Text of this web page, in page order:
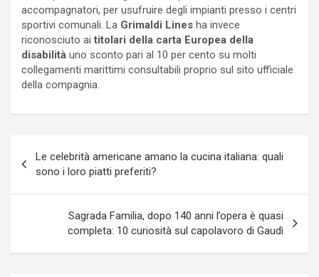
accompagnatori, per usufruire degli impianti presso i centri
sportivi comunali. La Grimaldi Lines ha invece
riconosciuto aititolari della carta Europea della
disabilità uno sconto pari al 10 per cento su molti
collegamenti marittimi consultabili proprio sul sito ufficiale
della compagnia.
articoli
Le celebrità americane amano la cucina italiana: quali
sono i loro piatti preferiti?
Sagrada Familia, dopo 140 anni l’opera è quasi
completa: 10 curiosità sul capolavoro di Gaudì